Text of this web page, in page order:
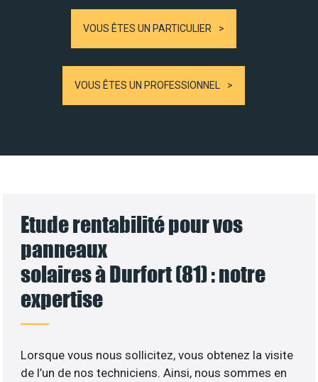
VOUS ÊTES UN PARTICULIER
VOUS ÊTES UN PROFESSIONNEL
Etude rentabilité pour vos
panneaux
solaires à Durfort (81) : notre
expertise
Lorsque vous nous sollicitez, vous obtenez la visite
de l’un de nos techniciens. Ainsi, nous sommes en